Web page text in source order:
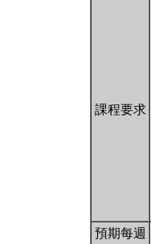
課程要求
預期每週